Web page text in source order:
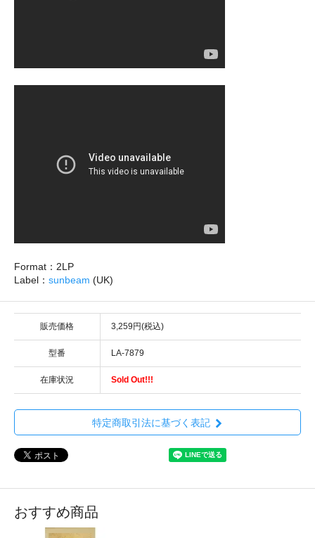
Format：2LP
Label： sunbeam (UK)
販売価格 3,259円(税込)
型番 LA-7879
在庫状況 Sold Out!!!
特定商取引法に基づく表記
おすすめ商品